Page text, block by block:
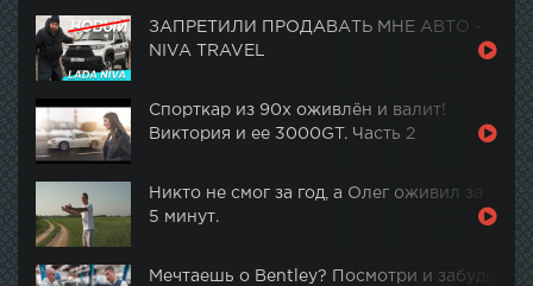
ЗАПРЕТИЛИ ПРОДАВАТЬ МНЕ АВТО -
NIVA TRAVEL
Спорткар из 90х оживлён и валит!
Виктория и ее 3000GT. Часть 2
Никто не смог за год, а Олег оживил за
5 минут.
Мечтаешь о Bentley? Посмотри и забудь